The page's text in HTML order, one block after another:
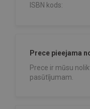
ISBN kods:
Prece pieejama
Prece ir mūsu
pasūtījumam.